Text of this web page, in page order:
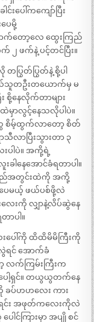
ပေါ်ကကျော်ပြီး
ေမို့
က်တော့လေ ထွေးကြည်
ဖက်နဲ့ ပင့်တင်ပြီး။
ပြွတ်ပြွတ်နဲ့ စို့ပါ
သူတဦးတယောက်မှ မ
နေလိုက်တာများ
ာလွင့်နေသလိုပါပဲ။
စိမ့်ထွက်လာတော့ စိတ်
လာပြီးသွားတာ ၃
ပါပဲ။ အကို့ရဲ့
ါနေအောင်ခံရတာပါ။
ျည်အတွင်းထဲကို အကို့
ေမယ့် ဖယ်ပစ်ဖို့လဲ
လေးကို လျှာနဲ့လိပ်ဆွဲနေ
ာပါ။
ပေါ်ကို ထိထိမိမိကြီးကို
ရင် အောက်ခံ
လက်ကြမ်းကြီးက
ေါ့ရှင်။ တယွယွတက်နေ
ခပ်ဟဟလေး ကား
ရင်း အဖုတ်ကလေးကိုလဲ
င်ကြားမှာ အပျို စင်